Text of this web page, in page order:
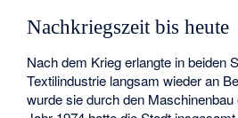
Nachkriegszeit bis heute
Nach dem Krieg erlangte in beiden
Textilindustrie langsam wieder an
wurde sie durch den Maschinenbau